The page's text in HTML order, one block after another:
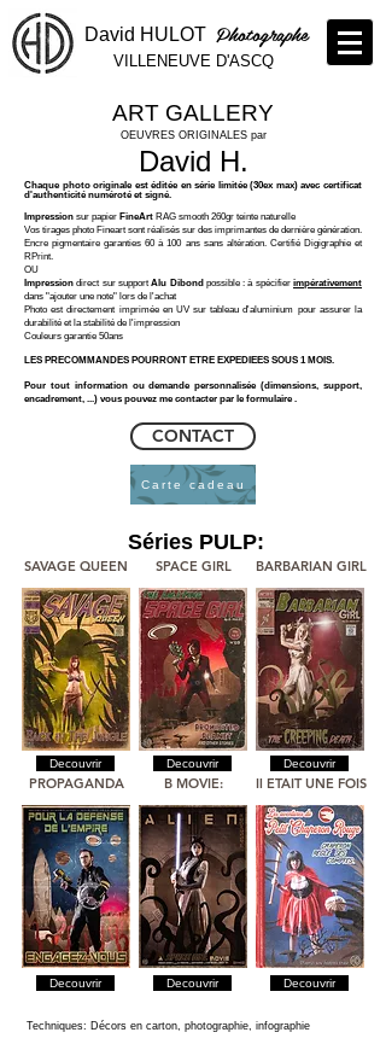
David HULOT Photographe
VILLENEUVE D'ASCQ
ART GALLERY
OEUVRES ORIGINALES par
David H.
Chaque photo originale est éditée en série limitée (30ex max)avec certificat
d'authenticité numéroté et signé.
Impression sur papier FineArt RAG smooth 260gr teinte naturelle
Vos tirages photo Fineart sont réalisés sur des imprimantes de dernière génération.
Encre pigmentaire garanties 60 à 100 ans sans altération. Certifié Digigraphie et
RPrint.
OU
Impression direct sur supportAlu Dibond possible : à spécifierimpérativement
dans "ajouter une note" lors de l'achat
Photo est directement imprimée en UV sur tableau d'aluminium pour assurer la
durabilité et la stabilité de l'impression
Couleurs garantie 50ans
LES PRECOMMANDES POURRONT ETRE EXPEDIEES SOUS 1 MOIS.
Pour tout information ou demande personnalisée (dimensions, support,
encadrement, ...) vous pouvez me contacter par le formulaire .
CONTACT
Carte cadeau
Séries PULP:
SAVAGE QUEEN
Decouvrir
PROPAGANDA
Decouvrir
SPACE GIRL
Decouvrir
B MOVIE:
Decouvrir
BARBARIAN GIRL
Decouvrir
Il ETAIT UNE FOIS
Decouvrir
Techniques: Décors en carton, photographie, infographie